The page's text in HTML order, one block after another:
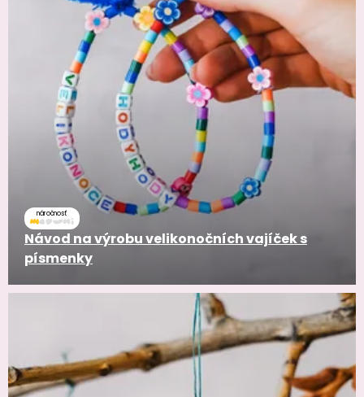
náročnosť
Návod na výrobu velikonočních vajíček s
písmenky